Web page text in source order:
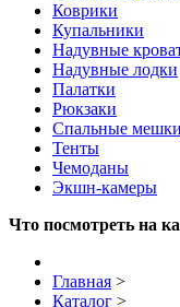
Коврики
Купальники
Надувные
Надувные лодки
Палатки
Рюкзаки
Спальные мешки
Тенты
Чемоданы
Экшн-камеры
Что посмотреть на
Главная >
Каталог >